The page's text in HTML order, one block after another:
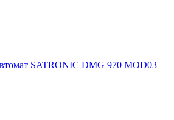
SATRONIC DMG 970 MOD03